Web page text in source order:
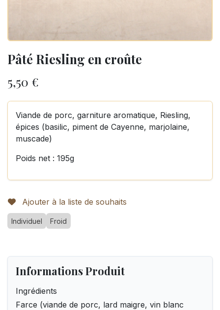
Pâté Riesling en croûte
5,50 €
Viande de porc, garniture aromatique, Riesling,
épices (basilic, piment de Cayenne, marjolaine,
muscade)
Poids net : 195g
Ajouter à la liste de souhaits
Individuel Froid
Informations Produit
Ingrédients
Farce (viande de porc, lard maigre, vin blanc